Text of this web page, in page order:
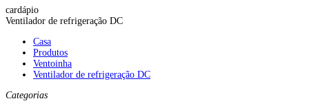
cardápio
Ventilador de refrigeração DC
Casa
Produtos
Ventoinha
Ventilador de refrigeração DC
Categorias